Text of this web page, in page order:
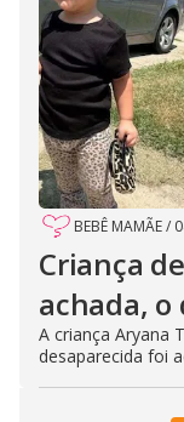
BEBÊ MAMÃE/
Criança
achada, o
A criança Aryana
desaparecida foi